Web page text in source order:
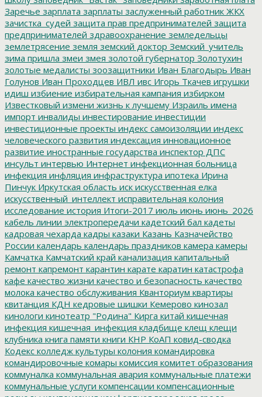
Заречье зарплата зарплаты заслуженный работник ЖКХ
зачистка_судей защита прав предпринимателей защита
предпринимателей здравоохранение земледельцы
землетрясение земля земский доктор Земский_учитель
зима пришла змеи змея золотой губернатор Золотухин
золотые медалисты зоозащитники Иван Благодырь Иван
Голунов Иван Проходцев ИВЛ ивс Игорь Ткачев игрушки
идиш избиение избирательная кампания избирком
Известковый измени жизнь к лучшему Израиль имена
импорт инвалиды инвестирование инвестиции
инвестиционные проекты индекс самоизоляции индекс
человеческого развития индексация инновационное
развитие иностранные государства инспектор ДПС
инсульт интервью Интернет инфекционная больница
инфекция инфляция инфраструктура ипотека Ирина
Пинчук Иркутская область иск искусственная елка
искусственный_интеллект исправительная колония
исследование история Итоги-2017 июль июнь июнь_2026
кабель линии электропередачи кадетский бал кадеты
кадровая чехарда кадры казаки Казань Казначейство
России календарь календарь праздников камера камеры
Камчатка Камчатский край канализация капитальный
ремонт капремонт карантин карате каратин катастрофа
кафе качество жизни качество и безопасность качество
молока качество обслуживания Кванториум квартиры
квитанция КДН кедровые шишки Кемерово кинозал
кинологи кинотеатр "Родина" Кирга китай кишечная
инфекция кишечная_инфекция кладбище клещ клещи
клубника книга памяти книги КНР КоАП ковид-сводка
Кодекс колледж культуры колония командировка
командировочные комары комиссия комитет образования
коммуналка коммунальная авария коммунальные платежи
коммунальные услуги компенсации компенсационные